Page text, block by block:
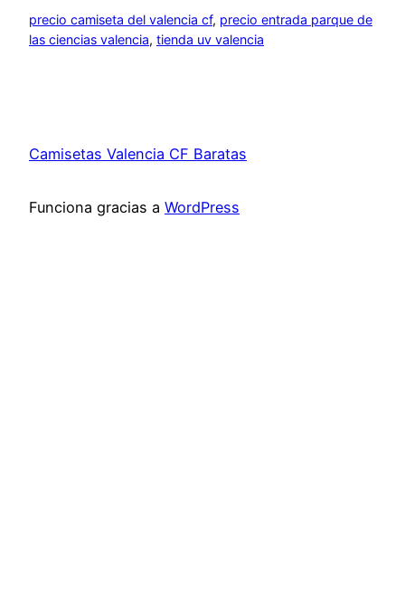
precio camiseta del valencia cf, precio entrada parque de
las ciencias valencia, tienda uv valencia
Camisetas Valencia CF Baratas
Funciona gracias a WordPress